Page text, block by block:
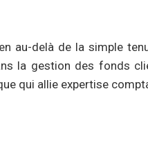
au-delà de la simple
la gestion des fonds
qui allie expertise